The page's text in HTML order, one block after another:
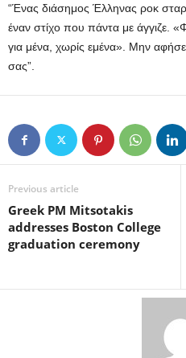
“Ένας διάσημος Έλληνας ροκ
έναν στίχο που πάντα με άγγιζε.
για μένα, χωρίς εμένα». Μην
σας”.
Previous article
Greek PM Mitsotakis
addresses Boston College
graduation ceremony